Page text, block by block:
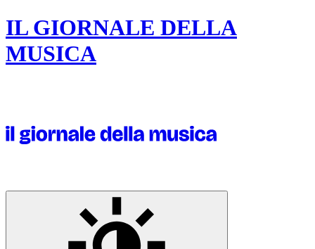
IL GIORNALE DELLA
MUSICA